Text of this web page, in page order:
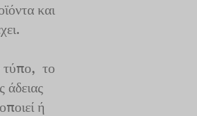
και
τύπο, το
ή